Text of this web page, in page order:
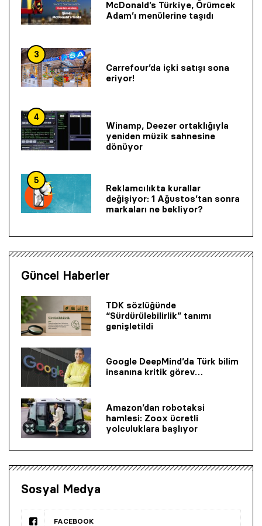
McDonald’s Türkiye, Örümcek
Adam’ı menülerine taşıdı
3
Carrefour’da içki satışı sona
eriyor!
4
Winamp, Deezer ortaklığıyla
yeniden müzik sahnesine
dönüyor
5
Reklamcılıkta kurallar
değişiyor: 1 Ağustos’tan sonra
markaları ne bekliyor?
Güncel Haberler
TDK sözlüğünde
“Sürdürülebilirlik” tanımı
genişletildi
Google DeepMind’da Türk bilim
insanına kritik görev…
Amazon’dan robotaksi
hamlesi: Zoox ücretli
yolculuklara başlıyor
Sosyal Medya
FACEBOOK